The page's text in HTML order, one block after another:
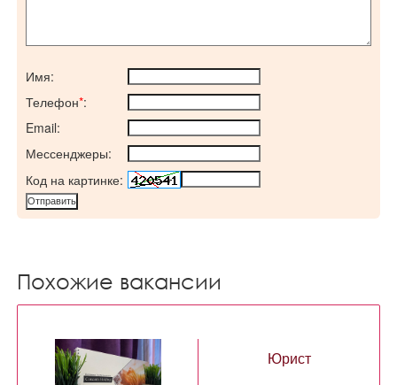
Имя:
Телефон*:
Email:
Мессенджеры:
Код на картинке:
Похожие вакансии
Юрист